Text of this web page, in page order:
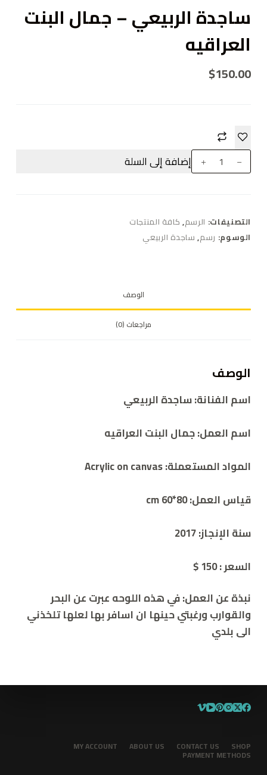
ساجدة الربيعي – جمال البنت
العراقيه
$150.00
إضافة إلى السلة
التصنيفات: الرسم, كافة المنتجات
الوسوم: رسم, ساجدة الربيعي
الوصف
مراجعات (0)
الوصف
اسم الفنانة: ساجدة الربيعي
اسم العمل: جمال البنت العراقيه
المواد المستعملة: Acrylic on canvas
قياس العمل: 80*60 cm
سنة الإنجاز: 2017
السعر : 150 $
نبذة عن العمل: في هذه اللوحه عبرت عن البحر
والقوارب ورغبتي حينها ان اسافر بها لعلها تلخذني
الى بلدي
SHOP
CONTACT US
ABOUT US
MY ACCOUNT
PAYMENT METHODS